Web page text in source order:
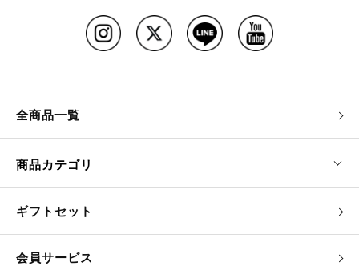
全商品一覧
商品カテゴリ
ギフトセット
会員サービス